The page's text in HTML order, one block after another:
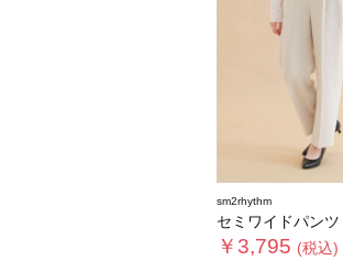
sm2rhythm
セミワイドパンツ
￥3,795 (税込)